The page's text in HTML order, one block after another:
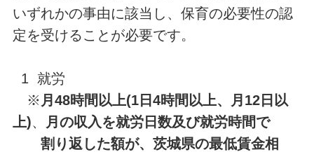
いずれかの事由に該当し、保育の必要性の認
定を受けることが必要です。
1 就労
※ 月48時間以上(1日4時間以上、月12日以
上)、
月の収入を就労日数及び就労時間で
割り返した額が、 茨城県の最低賃金相